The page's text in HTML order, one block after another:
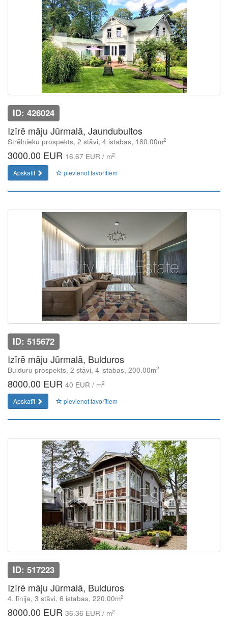
ID: 426024
Izīrē māju Jūrmalā, Jaundubultos
Strēlnieku prospekts, 2 stāvi, 4 istabas, 180.00m2
3000.00 EUR 16.67 EUR / m2
Apskatīt pievienot favorītiem
ID: 515672
Izīrē māju Jūrmalā, Bulduros
Bulduru prospekts, 2 stāvi, 4 istabas, 200.00m2
8000.00 EUR 40 EUR / m2
Apskatīt pievienot favorītiem
ID: 517223
Izīrē māju Jūrmalā, Bulduros
4. līnija, 3 stāvi, 6 istabas, 220.00m2
8000.00 EUR 36.36 EUR / m2